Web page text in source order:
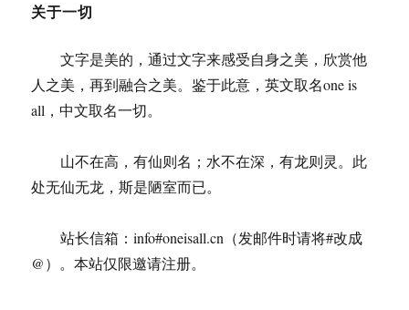
关于一切
文字是美的，通过文字来感受自身之美，欣赏他
人之美，再到融合之美。鉴于此意，英文取名one is
all，中文取名一切。
山不在高，有仙则名；水不在深，有龙则灵。此
处无仙无龙，斯是陋室而已。
站长信箱：info#oneisall.cn（发邮件时请将#改成
@）。本站仅限邀请注册。